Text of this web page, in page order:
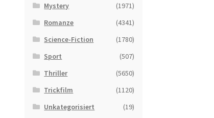
Mystery
(1971)
Romanze
(4341)
Science-Fiction
(1780)
Sport
(507)
Thriller
(5650)
Trickfilm
(1120)
Unkategorisiert
(19)